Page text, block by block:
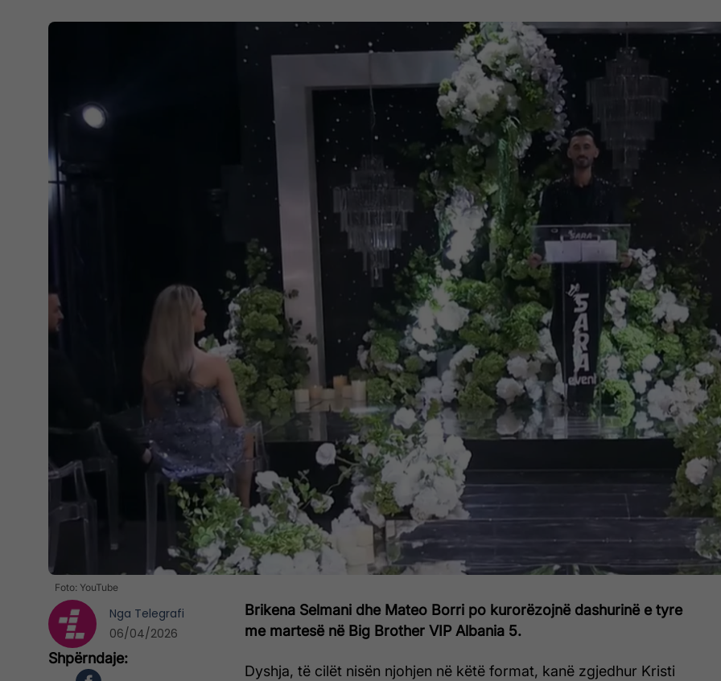
Foto: YouTube
Brikena Selmani dhe Mateo Borri po kurorëzojnë dashurinë e tyre
me martesë në Big Brother VIP Albania 5.
Dyshja, të cilët nisën njohjen në këtë format, kanë zgjedhur Kristi
Nga Telegrafi
06/04/2026